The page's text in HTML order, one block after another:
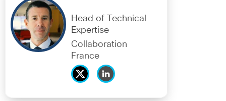
Head of Technical
Expertise
Collaboration
France